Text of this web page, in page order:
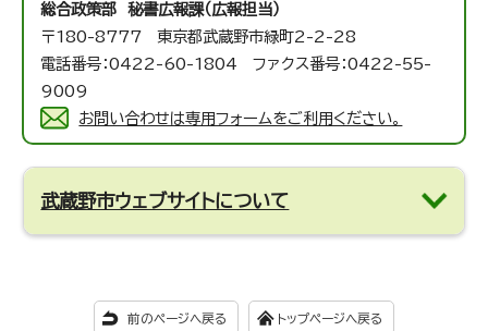
総合政策部 秘書広報課（広報担当）
〒180-8777 東京都武蔵野市緑町2-2-28
電話番号：0422-60-1804 ファクス番号：0422-55-
9009
お問い合わせは専用フォームをご利用ください。
武蔵野市ウェブサイトについて
前のページへ戻る トップページへ戻る